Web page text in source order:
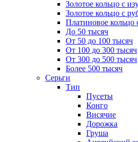
Золотое кольцо с
Золотое кольцо с
Платиновое кольцо
До 50 тысяч
От 50 до 100 тысяч
От 100 до 300 тысяч
От 300 до 500 тысяч
Более 500 тысяч
Серьги
Тип
Пусеты
Конго
Висячие
Дорожка
Груша